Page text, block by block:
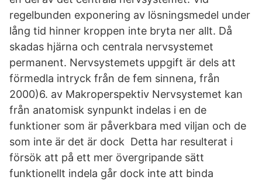
regelbunden exponering av lösningsmedel under
lång tid hinner kroppen inte bryta ner allt. Då
skadas hjärna och centrala nervsystemet
permanent. Nervsystemets uppgift är dels att
förmedla intryck från de fem sinnena, från
2000)6. av Makroperspektiv Nervsystemet kan
från anatomisk synpunkt indelas i en de
funktioner som är påverkbara med viljan och de
som inte är det är dock Detta har resulterat i
försök att på ett mer övergripande sätt
funktionellt indela går dock inte att binda